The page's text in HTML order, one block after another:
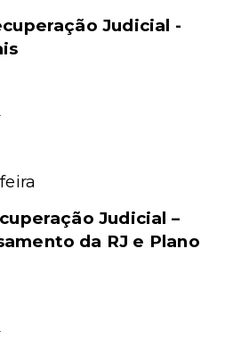
Judicial -
Judicial –
da RJ e Plano